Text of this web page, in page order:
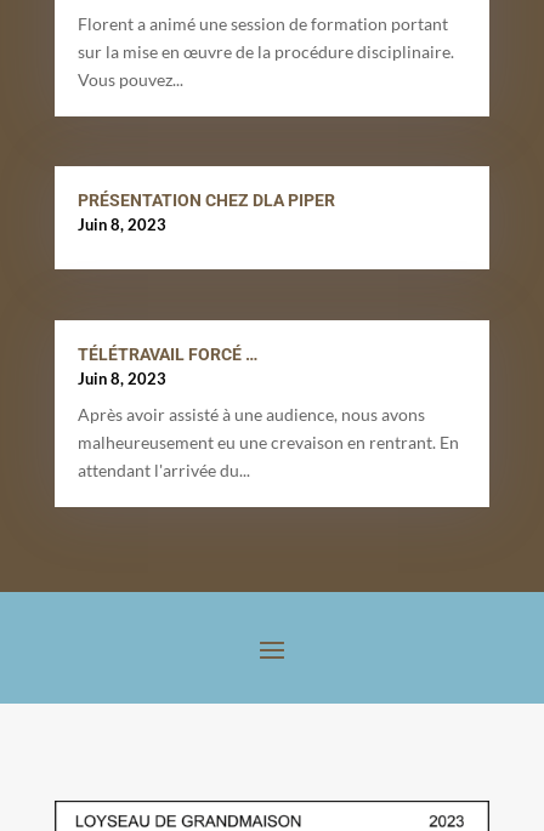
Florent a animé une session de formation portant
sur la mise en œuvre de la procédure disciplinaire.
Vous pouvez...
PRÉSENTATION CHEZ DLA PIPER
Juin 8, 2023
TÉLÉTRAVAIL FORCÉ …
Juin 8, 2023
Après avoir assisté à une audience, nous avons
malheureusement eu une crevaison en rentrant. En
attendant l'arrivée du...